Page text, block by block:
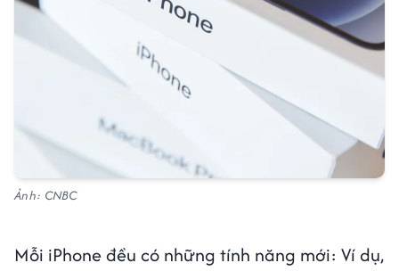
Ảnh: CNBC
Mỗi iPhone đều có những tính năng mới: Ví dụ,